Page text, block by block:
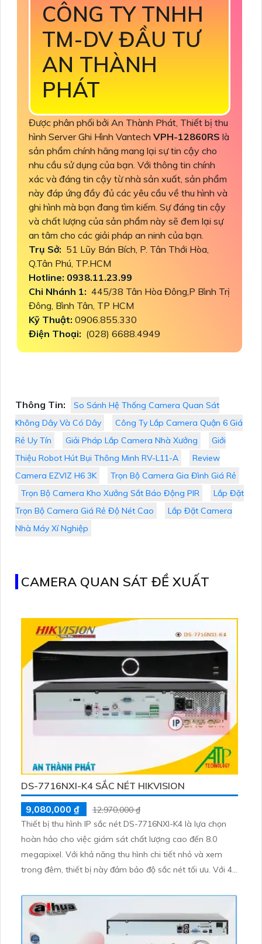
CÔNG TY TNHH
TM-DV ĐẦU TƯ
AN THÀNH
PHÁT
Được phân phối bởi An Thành Phát, Thiết bị thu
hình Server Ghi Hình Vantech VPH-12860RS là
sản phẩm chính hãng mang lại sự tin cậy cho
nhu cầu sử dụng của bạn. Với thông tin chính
xác và đáng tin cậy từ nhà sản xuất, sản phẩm
này đáp ứng đầy đủ các yêu cầu về thu hình và
ghi hình mà bạn đang tìm kiếm. Sự đáng tin cậy
và chất lượng của sản phẩm này sẽ đem lại sự
an tâm cho các giải pháp an ninh của bạn.
Trụ Sở: 51 Lũy Bán Bích, P. Tân Thới Hòa,
Q.Tân Phú, TP.HCM
Hotline: 0938.11.23.99
Chi Nhánh 1: 445/38 Tân Hòa Đông,P Bình Trị
Đông, Bình Tân, TP HCM
Kỹ Thuật: 0906.855.330
Điện Thoại: (028) 6688.4949
Thông Tin:
So Sánh Hệ Thống Camera Quan Sát
Không Dây Và Có Dây
Công Ty Lắp Camera Quận 6 Giá
Rẻ Uy Tín
Giải Pháp Lắp Camera Nhà Xưởng
Giới
Thiệu Robot Hút Bụi Thông Minh RV-L11-A
Review
Camera EZVIZ H6 3K
Trọn Bộ Camera Gia Đình Giá Rẻ
Trọn Bộ Camera Kho Xưởng Sắt Báo Động PIR
Lắp Đặt
Trọn Bộ Camera Giá Rẻ Độ Nét Cao
Lắp Đặt Camera
Nhà Máy Xí Nghiệp
CAMERA QUAN SÁT ĐỀ XUẤT
DS-7716NXI-K4 SẮC NÉT HIKVISION
9,080,000 ₫
12,970,000 ₫
Thiết bị thu hình IP sắc nét DS-7716NXI-K4 là lựa chọn
hoàn hảo cho việc giám sát chất lượng cao đến 8.0
megapixel. Với khả năng thu hình chi tiết nhỏ và xem
trong đêm, thiết bị này đảm bảo độ sắc nét tối ưu. Với 4
ảnh không bị giảm